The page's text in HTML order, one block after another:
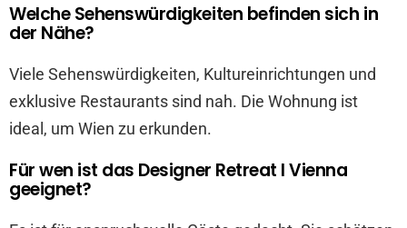
Welche Sehenswürdigkeiten befinden sich in
der Nähe?
Viele Sehenswürdigkeiten, Kultureinrichtungen und
exklusive Restaurants sind nah. Die Wohnung ist
ideal, um Wien zu erkunden.
Für wen ist das Designer Retreat I Vienna
geeignet?